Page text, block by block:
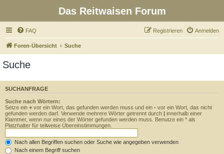
Das Reitwaisen Forum
FAQ Anmelden
Registrieren
Foren-Übersicht Suche
Suche
SUCHANFRAGE
Suche nach Wörtern:
Setze ein + vor ein Wort, das gefunden werden muss und ein - vor ein Wort, das nicht
gefunden werden darf. Verwende mehrere Wörter getrennt durch | innerhalb einer
Klammer, wenn nur eines der Wörter gefunden werden muss. Benutze ein * als
Platzhalter für teilweise Übereinstimmungen.
Nach allen Begriffen suchen oder Suche wie angegeben verwenden
Nach einem Begriff suchen